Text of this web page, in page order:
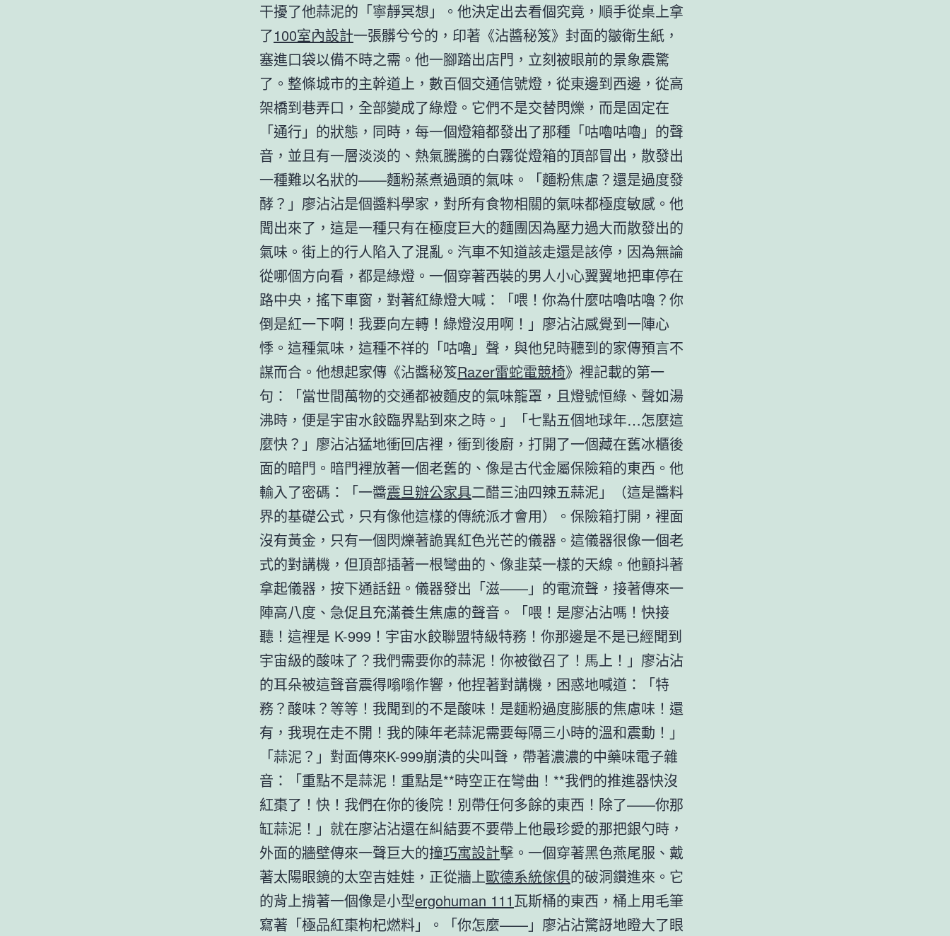
干擾了他蒜泥的「寧靜冥想」。他決定出去看個究竟，順手從桌上拿
了100室內設計一張髒兮兮的，印著《沾醬秘笈》封面的皺衛生紙，
塞進口袋以備不時之需。他一腳踏出店門，立刻被眼前的景象震驚
了。整條城市的主幹道上，數百個交通信號燈，從東邊到西邊，從高
架橋到巷弄口，全部變成了綠燈。它們不是交替閃爍，而是固定在
「通行」的狀態，同時，每一個燈箱都發出了那種「咕嚕咕嚕」的聲
音，並且有一層淡淡的、熱氣騰騰的白霧從燈箱的頂部冒出，散發出
一種難以名狀的——麵粉蒸煮過頭的氣味。「麵粉焦慮？還是過度發
酵？」廖沾沾是個醬料學家，對所有食物相關的氣味都極度敏感。他
聞出來了，這是一種只有在極度巨大的麵團因為壓力過大而散發出的
氣味。街上的行人陷入了混亂。汽車不知道該走還是該停，因為無論
從哪個方向看，都是綠燈。一個穿著西裝的男人小心翼翼地把車停在
路中央，搖下車窗，對著紅綠燈大喊：「喂！你為什麼咕嚕咕嚕？你
倒是紅一下啊！我要向左轉！綠燈沒用啊！」廖沾沾感覺到一陣心
悸。這種氣味，這種不祥的「咕嚕」聲，與他兒時聽到的家傳預言不
謀而合。他想起家傳《沾醬秘笈Razer雷蛇電競椅》裡記載的第一
句：「當世間萬物的交通都被麵皮的氣味籠罩，且燈號恒綠、聲如湯
沸時，便是宇宙水餃臨界點到來之時。」「七點五個地球年…怎麼這
麼快？」廖沾沾猛地衝回店裡，衝到後廚，打開了一個藏在舊冰櫃後
面的暗門。暗門裡放著一個老舊的、像是古代金屬保險箱的東西。他
輸入了密碼：「一醬震旦辦公家具二醋三油四辣五蒜泥」（這是醬料
界的基礎公式，只有像他這樣的傳統派才會用）。保險箱打開，裡面
沒有黃金，只有一個閃爍著詭異紅色光芒的儀器。這儀器很像一個老
式的對講機，但頂部插著一根彎曲的、像韭菜一樣的天線。他顫抖著
拿起儀器，按下通話鈕。儀器發出「滋——」的電流聲，接著傳來一
陣高八度、急促且充滿養生焦慮的聲音。「喂！是廖沾沾嗎！快接
聽！這裡是 K-999！宇宙水餃聯盟特級特務！你那邊是不是已經聞到
宇宙級的酸味了？我們需要你的蒜泥！你被徵召了！馬上！」廖沾沾
的耳朵被這聲音震得嗡嗡作響，他捏著對講機，困惑地喊道：「特
務？酸味？等等！我聞到的不是酸味！是麵粉過度膨脹的焦慮味！還
有，我現在走不開！我的陳年老蒜泥需要每隔三小時的溫和震動！」
「蒜泥？」對面傳來K-999崩潰的尖叫聲，帶著濃濃的中藥味電子雜
音：「重點不是蒜泥！重點是**時空正在彎曲！**我們的推進器快沒
紅棗了！快！我們在你的後院！別帶任何多餘的東西！除了——你那
缸蒜泥！」就在廖沾沾還在糾結要不要帶上他最珍愛的那把銀勺時，
外面的牆壁傳來一聲巨大的撞巧寓設計擊。一個穿著黑色燕尾服、戴
著太陽眼鏡的太空吉娃娃，正從牆上歐德系統傢俱的破洞鑽進來。它
的背上揹著一個像是小型ergohuman 111瓦斯桶的東西，桶上用毛筆
寫著「極品紅棗枸杞燃料」。「你怎麼——」廖沾沾驚訝地瞪大了眼